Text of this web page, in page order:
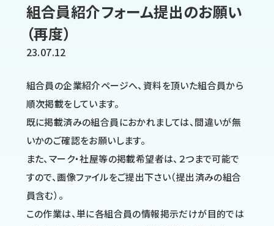
組合員紹介フォーム提出のお願い
（再度）
23.07.12
組合員の企業紹介ページへ、資料を頂いた組合員から
順次掲載をしています。
既に掲載済みの組合員におかれましては、間違いが無
いかのご確認をお願いします。
また、マーク・社屋等の掲載希望者は、２つまで可能で
すので、画像ファイルをご提出下さい（提出済みの組合
員含む）。
この作業は、単に各組合員の情報掲示だけが目的では